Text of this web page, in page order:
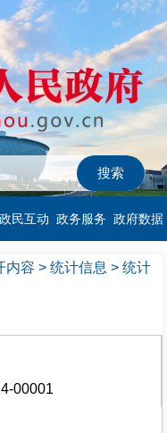
政民互动 政务服务 政府数据
内容 > 统计信息 > 统计
00001